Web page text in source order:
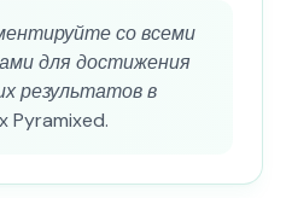
со всеми
для достижения
результатов в
Pyramixed.